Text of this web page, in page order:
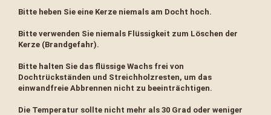
Bitte heben Sie eine Kerze niemals am Docht hoch.
Bitte verwenden Sie niemals Flüssigkeit zum Löschen der
Kerze (Brandgefahr).
Bitte halten Sie das flüssige Wachs frei von
Dochtrückständen und Streichholzresten, um das
einwandfreie Abbrennen nicht zu beeinträchtigen.
Die Temperatur sollte nicht mehr als 30 Grad oder weniger